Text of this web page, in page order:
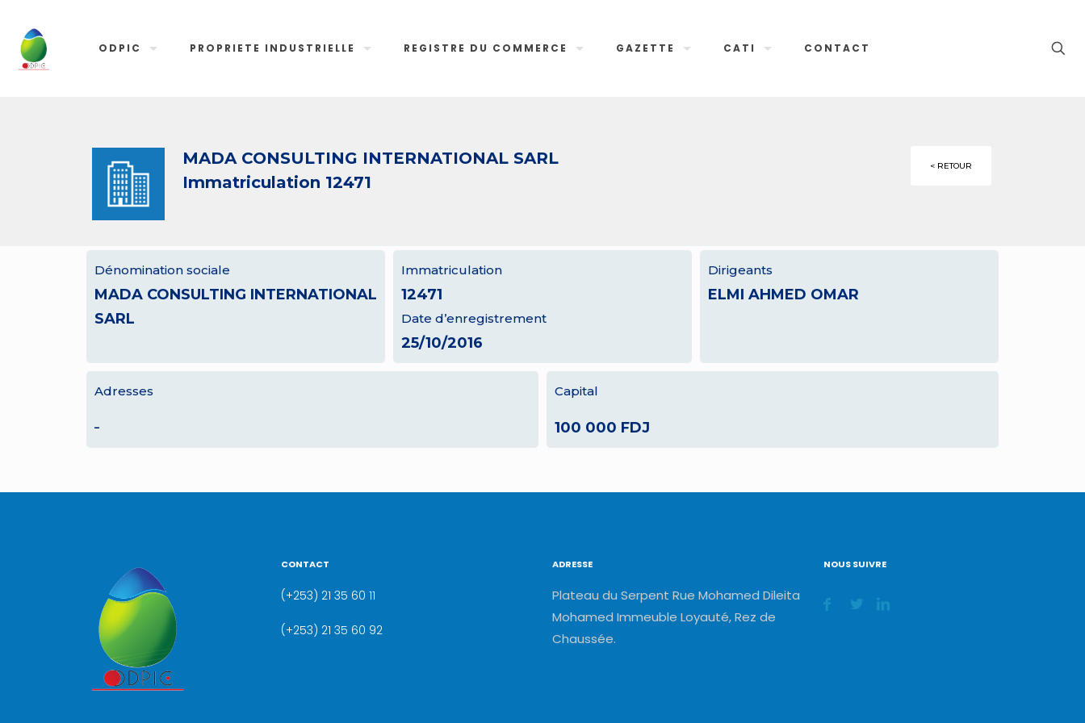
ODPIC PROPRIETE INDUSTRIELLE REGISTRE DU COMMERCE GAZETTE CATI CONTACT
MADA CONSULTING INTERNATIONAL SARL
Immatriculation 12471
< RETOUR
Dénomination sociale
MADA CONSULTING INTERNATIONAL
SARL
Immatriculation
12471
Date d’enregistrement
25/10/2016
Dirigeants
ELMI AHMED OMAR
Adresses
–
Capital
100 000 FDJ
CONTACT
(+253) 21 35 60 11
(+253) 21 35 60 92
ADRESSE
Plateau du Serpent Rue Mohamed Dileita
Mohamed Immeuble Loyauté, Rez de
Chaussée.
NOUS SUIVRE